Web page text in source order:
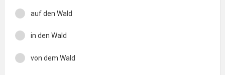
auf den Wald
in den Wald
von dem Wald